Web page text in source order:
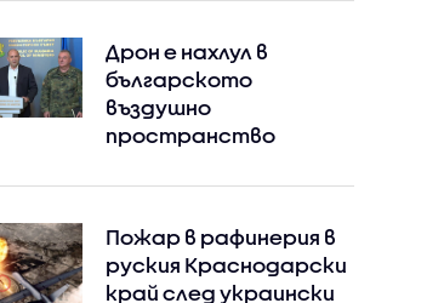
Дрон е нахлул в
българското
въздушно
пространство
Пожар в рафинерия в
руския Краснодарски
край след украински